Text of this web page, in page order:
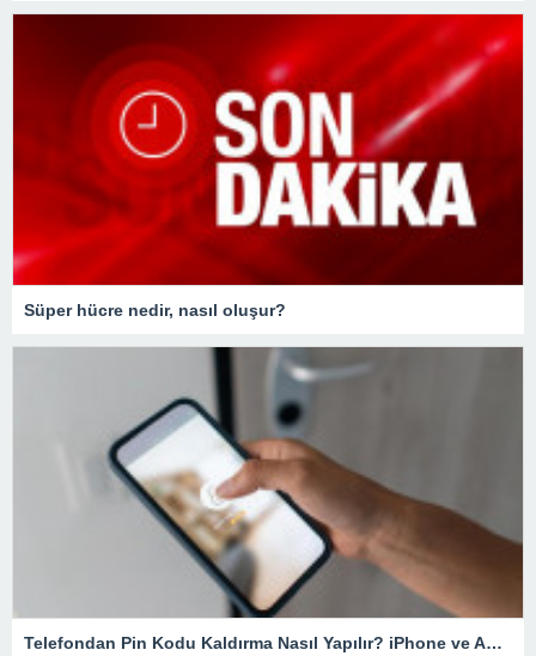
Süper hücre nedir, nasıl oluşur?
Telefondan Pin Kodu Kaldırma Nasıl Yapılır? iPhone ve Android Cihazlarda Pin Kodu Kaldırma – Teknoloji Haberleri